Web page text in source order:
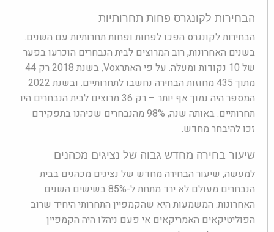
הבחירות לקונגרס פחות תחרותיות
הבחירות לקונגרס הפכו לפחות ופחות תחרותיות עם השנים.
בשנים האחרונות, רוב המרוצים לבית הנבחרים הוכרעו בפער
של 10 נקודות ומעלה. על פי האתרVox, בשנת 2018 רק 44
מתוך 435 מחוזות הבחירה נחשבו לתחרותיים. ובשנת 2022
המספר היה נמוך אף יותר – רק 36 מרוצים לבית הנבחרים היו
תחרותיים. באותה שנה, 98% מהנבחרים שכיהנו בתפקידם
זכו להיבחר מחדש.
שיעור בחירה מחדש גבוה של נציגים מכהנים
למעשה, שיעור הבחירה מחדש של נציגים מכהנים בבית
הנבחרים מעולם לא ירד מתחת ל-85% בשישים השנים
האחרונות. המשמעות היא שהקמפיין התחרותי היחיד שרוב
הפוליטיקאים האמריקאים אי פעם ניהלו היה הקמפיין